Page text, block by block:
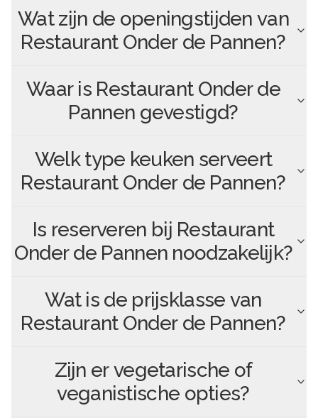
Wat zijn de openingstijden van
Restaurant Onder de Pannen?
Waar is Restaurant Onder de
Pannen gevestigd?
Welk type keuken serveert
Restaurant Onder de Pannen?
Is reserveren bij Restaurant
Onder de Pannen noodzakelijk?
Wat is de prijsklasse van
Restaurant Onder de Pannen?
Zijn er vegetarische of
veganistische opties?